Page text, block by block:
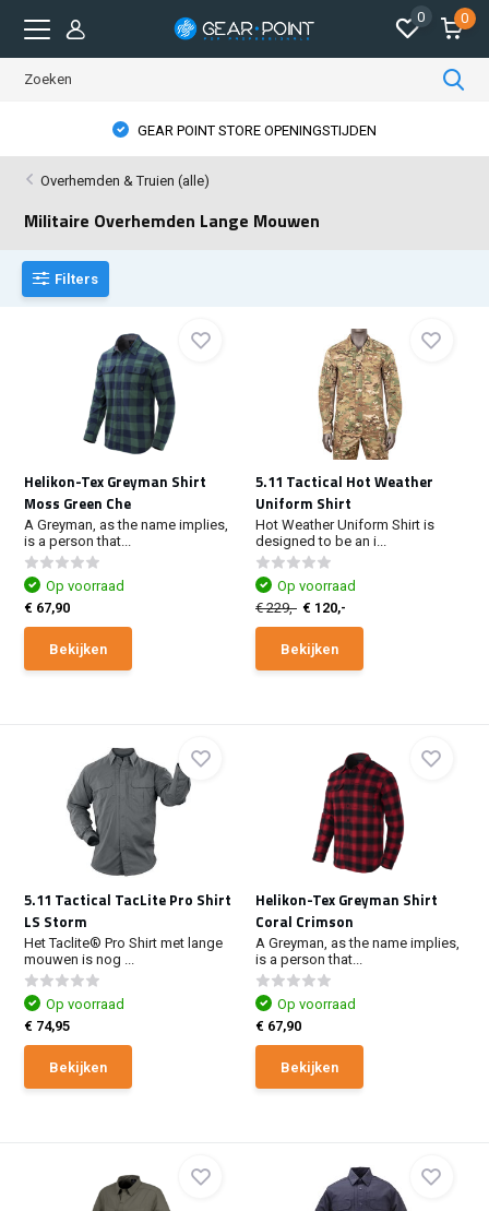
0 0
GEAR POINT STORE OPENINGSTIJDEN
Overhemden & Truien (alle)
Militaire Overhemden Lange Mouwen
Filters
Helikon-Tex Greyman Shirt
Moss Green Che
A Greyman, as the name implies,
is a person that...
Op voorraad
€ 67,90
Bekijken
5.11 Tactical Hot Weather
Uniform Shirt
Hot Weather Uniform Shirt is
designed to be an i...
Op voorraad
€ 229,- € 120,-
Bekijken
5.11 Tactical TacLite Pro Shirt
LS Storm
Het Taclite® Pro Shirt met lange
mouwen is nog ...
Op voorraad
€ 74,95
Bekijken
Helikon-Tex Greyman Shirt
Coral Crimson
A Greyman, as the name implies,
is a person that...
Op voorraad
€ 67,90
Bekijken